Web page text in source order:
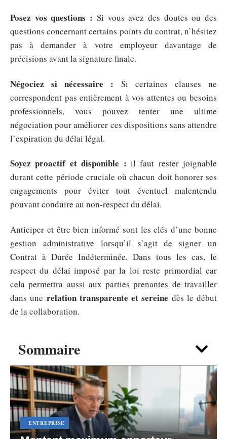
Sommaire
ENTREPRISE
Posez vos questions : Si vous avez des doutes ou des
questions concernant certains points du contrat, n’hésitez
pas à demander à votre employeur davantage de
précisions avant la signature finale.
Négociez si nécessaire : Si certaines clauses ne
correspondent pas entièrement à vos attentes ou besoins
professionnels, vous pouvez tenter une ultime
négociation pour améliorer ces dispositions sans attendre
l’expiration du délai légal.
Soyez proactif et disponible : il faut rester joignable
durant cette période cruciale où chacun doit honorer ses
engagements pour éviter tout éventuel malentendu
pouvant conduire au non-respect du délai.
Anticiper et être bien informé sont les clés d’une bonne
gestion administrative lorsqu’il s’agit de signer un
Contrat à Durée Indéterminée. Dans tous les cas, le
respect du délai imposé par la loi reste primordial car
cela permettra aussi aux parties prenantes de travailler
dans une relation transparente et sereine dès le début
de la collaboration.